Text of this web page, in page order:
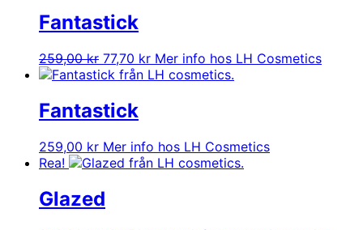
Fantastick
259,00kr Det
ursprungliga
var:
259,00 kr.
77,70 krDet
nuvarande
Mer info hos LH Cosmetics
Fantastick
259,00 kr Mer info hos LH Cosmetics
Rea!
Glazed